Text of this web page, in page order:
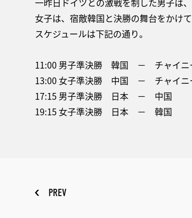
女子は、宿敵韓国と決勝の舞台をかけて
スケジュールは下記の通り。
11:00 男子準決勝 韓国 － チャイニ
13:00 女子準決勝 中国 － チャイニ
17:15 男子準決勝 日本 － 中国
19:15 女子準決勝 日本 － 韓国
PREV